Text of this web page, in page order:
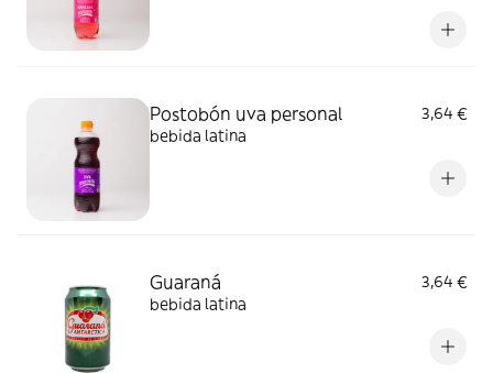
Postobón uva personal
3,64 €
bebida latina
Guaraná
3,64 €
bebida latina